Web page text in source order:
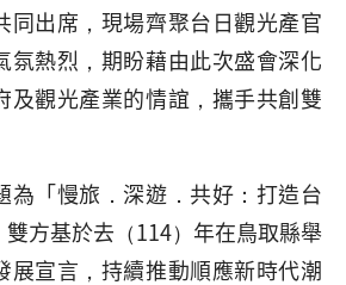
同出席，現場齊聚台日觀光產官
氛熱烈，期盼藉由此次盛會深化
及觀光產業的情誼，攜手共創雙
為「慢旅．深遊．共好：打造台
雙方基於去（114）年在鳥取縣舉
展宣言，持續推動順應新時代潮